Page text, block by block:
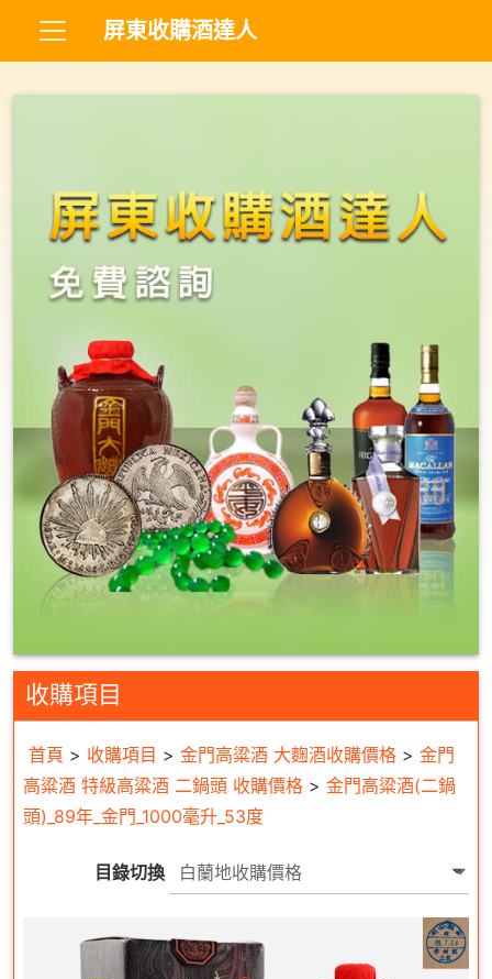
屏東收購酒達人
收購項目
首頁 > 收購項目 > 金門高粱酒 大麴酒收購價格 > 金門
高粱酒 特級高粱酒 二鍋頭 收購價格 > 金門高粱酒(二鍋
頭)_89年_金門_1000毫升_53度
目錄切換